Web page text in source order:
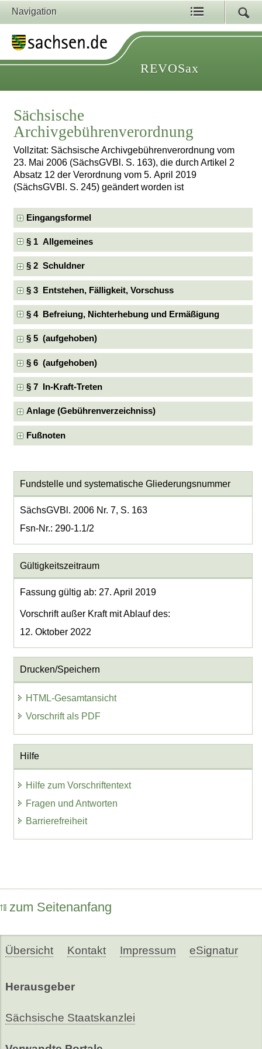
Navigation
REVOSax
Sächsische
Archivgebührenverordnung
Vollzitat: Sächsische Archivgebührenverordnung vom
23. Mai 2006 (SächsGVBl. S. 163), die durch Artikel 2
Absatz 12 der Verordnung vom 5. April 2019
(SächsGVBl. S. 245) geändert worden ist
Eingangsformel
§ 1 Allgemeines
§ 2 Schuldner
§ 3 Entstehen, Fälligkeit, Vorschuss
§ 4 Befreiung, Nichterhebung und Ermäßigung
§ 5 (aufgehoben)
§ 6 (aufgehoben)
§ 7 In-Kraft-Treten
Anlage (Gebührenverzeichniss)
Fußnoten
Fundstelle und systematische Gliederungsnummer
SächsGVBl. 2006 Nr. 7, S. 163
Fsn-Nr.: 290-1.1/2
Gültigkeitszeitraum
Fassung gültig ab: 27. April 2019
Vorschrift außer Kraft mit Ablauf des:
12. Oktober 2022
Drucken/Speichern
HTML-Gesamtansicht
Vorschrift als PDF
Hilfe
Hilfe zum Vorschriftentext
Fragen und Antworten
Barrierefreiheit
zum Seitenanfang
Übersicht Kontakt Impressum eSignatur
Herausgeber
Sächsische Staatskanzlei